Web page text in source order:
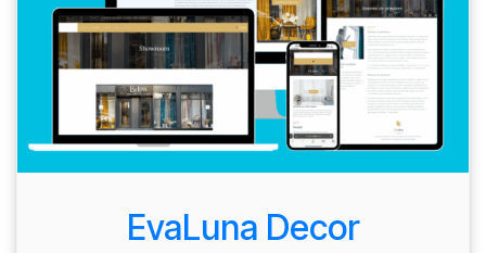
EvaLuna Decor